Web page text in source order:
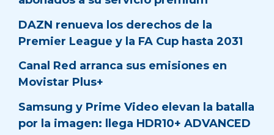
DAZN renueva los derechos de la
Premier League y la FA Cup hasta 2031
Canal Red arranca sus emisiones en
Movistar Plus+
Samsung y Prime Video elevan la batalla
por la imagen: llega HDR10+ ADVANCED